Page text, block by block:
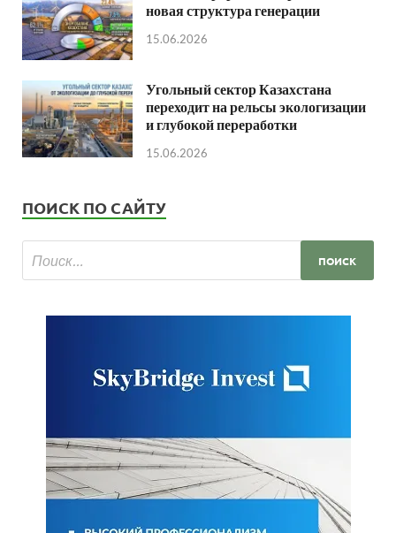
новая структура генерации
15.06.2026
Угольный сектор Казахстана
переходит на рельсы экологизации
и глубокой переработки
15.06.2026
ПОИСК ПО САЙТУ